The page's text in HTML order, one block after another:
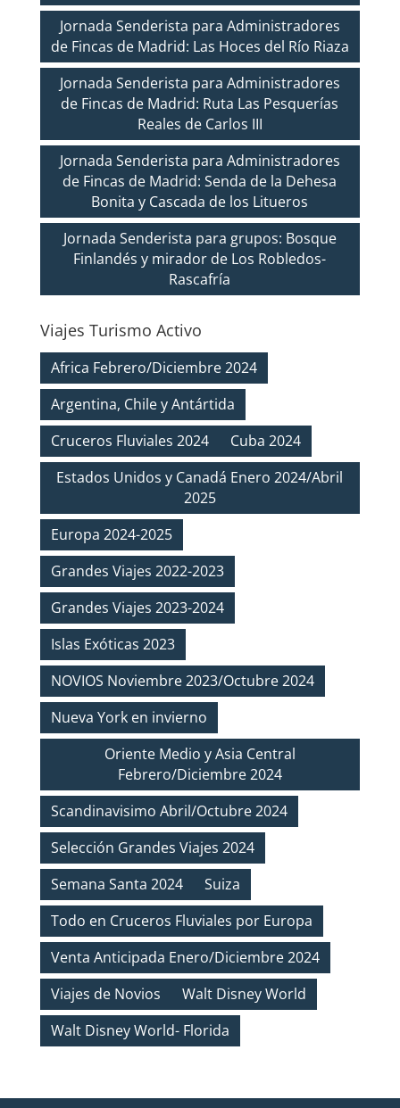
Jornada Senderista para Administradores
de Fincas de Madrid: Las Hoces del Río Riaza
Jornada Senderista para Administradores
de Fincas de Madrid: Ruta Las Pesquerías
Reales de Carlos III
Jornada Senderista para Administradores
de Fincas de Madrid: Senda de la Dehesa
Bonita y Cascada de los Litueros
Jornada Senderista para grupos: Bosque
Finlandés y mirador de Los Robledos-
Rascafría
Viajes Turismo Activo
Africa Febrero/Diciembre 2024
Argentina, Chile y Antártida
Cruceros Fluviales 2024
Cuba 2024
Estados Unidos y Canadá Enero 2024/Abril
2025
Europa 2024-2025
Grandes Viajes 2022-2023
Grandes Viajes 2023-2024
Islas Exóticas 2023
NOVIOS Noviembre 2023/Octubre 2024
Nueva York en invierno
Oriente Medio y Asia Central
Febrero/Diciembre 2024
Scandinavisimo Abril/Octubre 2024
Selección Grandes Viajes 2024
Semana Santa 2024
Suiza
Todo en Cruceros Fluviales por Europa
Venta Anticipada Enero/Diciembre 2024
Viajes de Novios
Walt Disney World
Walt Disney World- Florida